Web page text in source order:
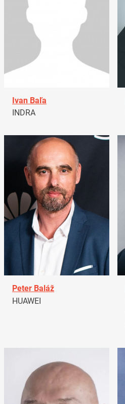
Ivan Baľa
INDRA
Peter Baláž
HUAWEI